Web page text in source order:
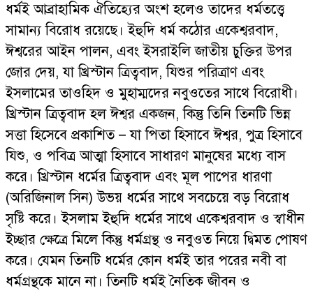
ধর্মই আব্রাহামিক ঐতিহ্যের অংশ হলেও তাদের ধর্মতত্ত্বে
সামান্য বিরোধ রয়েছে। ইহুদি ধর্ম কঠোর একেশ্বরবাদ,
ঈশ্বরের আইন পালন, এবং ইসরাইলি জাতীয় চুক্তির উপর
জোর দেয়, যা খ্রিস্টান ত্রিত্ববাদ, যিশুর পরিত্রাণ এবং
ইসলামের তাওহিদ ও মুহাম্মদের নবুওতের সাথে বিরোধী।
খ্রিস্টান ত্রিত্ববাদ হল ঈশ্বর একজন, কিন্তু তিনি তিনটি ভিন্ন
সত্তা হিসেবে প্রকাশিত – যা পিতা হিসাবে ঈশ্বর, পুত্র হিসাবে
যিশু, ও পবিত্র আত্মা হিসাবে সাধারণ মানুষের মধ্যে বাস
করে। খ্রিস্টান ধর্মের ত্রিত্ববাদ এবং মূল পাপের ধারণা
(অরিজিনাল সিন) উভয় ধর্মের সাথে সবচেয়ে বড় বিরোধ
সৃষ্টি করে। ইসলাম ইহুদি ধর্মের সাথে একেশ্বরবাদ ও স্বাধীন
ইচ্ছার ক্ষেত্রে মিলে কিন্তু ধর্মগ্রন্থ ও নবুওত নিয়ে দ্বিমত পোষণ
করে। যেমন তিনটি ধর্মের কোন ধর্মই তার পরের নবী বা
ধর্মগ্রন্থকে মানে না। তিনটি ধর্মই নৈতিক জীবন ও